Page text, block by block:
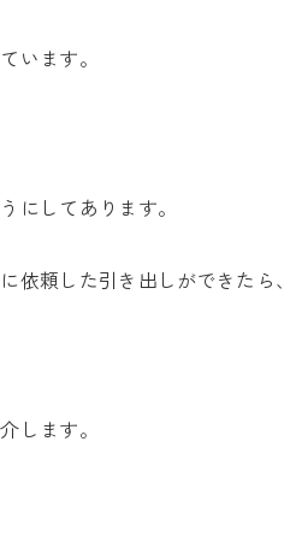
います。
にしてあります。
頼した引き出しができたら
します。